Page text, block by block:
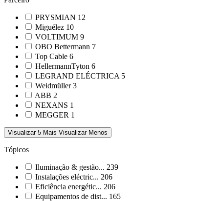
PRYSMIAN 12
Miguélez 10
VOLTIMUM 9
OBO Bettermann 7
Top Cable 6
HellermannTyton 6
LEGRAND ELÉCTRICA 5
Weidmüller3
ABB 2
NEXANS 1
MEGGER 1
Visualizar 5 Mais Visualizar Menos
Tópicos
Iluminação & gestão... 239
Instalações eléctric... 206
Eficiência energétic... 206
Equipamentos de dist... 165